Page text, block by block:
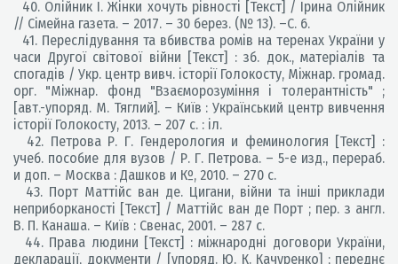
40. Олійник І. Жінки хочуть рівності [Текст] / Ірина Олійник
// Сімейна газета. – 2017. – 30 берез. (№ 13). –С. 6.
41. Переслідування та вбивства ромів на теренах України у
часи Другої світової війни [Текст] : зб. док., матеріалів та
спогадів / Укр. центр вивч. історії Голокосту, Міжнар. громад.
орг. "Міжнар. фонд "Взаєморозуміння і толерантність" ;
[авт.-упоряд. М. Тяглий]. – Київ : Український центр вивчення
історії Голокосту, 2013. – 207 с. : іл.
42. Петрова Р. Г. Гендерология и феминология [Текст] :
учеб. пособие для вузов / Р. Г. Петрова. – 5-е изд., перераб.
и доп. – Москва : Дашков и Кº, 2010. – 270 с.
43. Порт Маттійс ван де. Цигани, війни та інші приклади
неприборканості [Текст] / Маттійс ван де Порт ; пер. з англ.
В. П. Канаша. – Київ : Свенас, 2001. – 287 с.
44. Права людини [Текст] : міжнародні договори України,
декларації, документи / [упоряд. Ю. К. Качуренко] ; переднє